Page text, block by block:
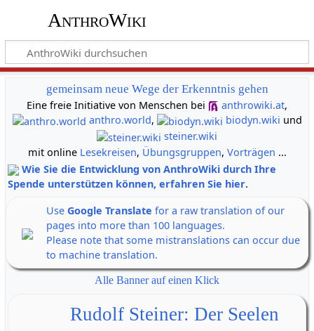
AnthroWiki
gemeinsam neue Wege der Erkenntnis gehen
Eine freie Initiative von Menschen bei
anthrowiki.at,
anthro.world, biodyn.wiki und
steiner.wiki
mit online Lesekreisen, Übungsgruppen, Vorträgen ...
Wie Sie die Entwicklung von AnthroWiki durch Ihre
Spende unterstützen können, erfahren Sie hier.
Use Google Translate for a raw translation of our
pages into more than 100 languages.
Please note that some mistranslations can occur due
to machine translation.
Alle Banner auf einen Klick
Rudolf Steiner: Der Seelen